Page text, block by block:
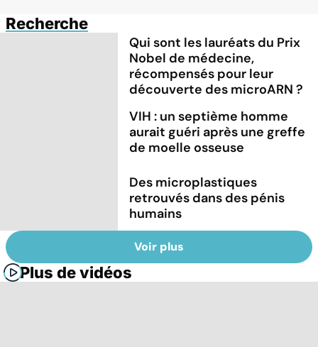
Recherche
Qui sont les lauréats du Prix
Nobel de médecine,
récompensés pour leur
découverte des microARN ?
VIH : un septième homme
aurait guéri après une greffe
de moelle osseuse
Des microplastiques
retrouvés dans des pénis
humains
Voir plus
Plus de vidéos